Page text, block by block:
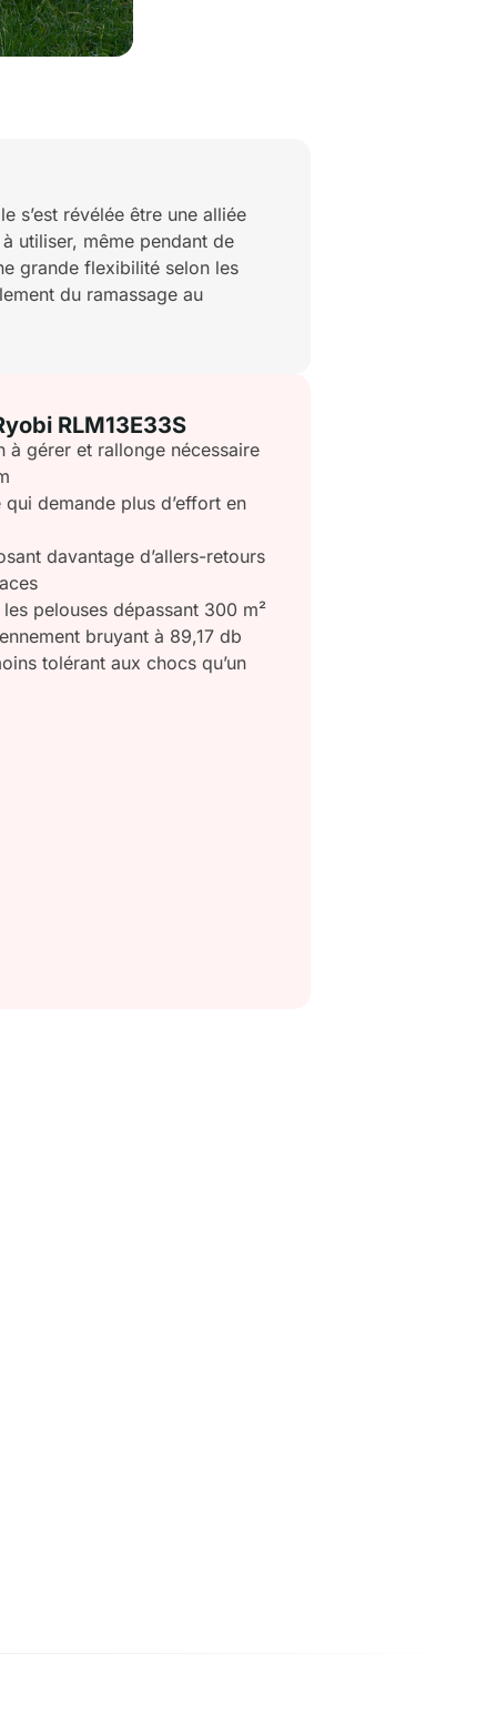
s’est révélée être une alliée
utiliser, même pendant de
grande flexibilité selon les
du ramassage au
RLM13E33S
à gérer et rallonge nécessaire
demande plus d’effort en
davantage d’allers-retours
pelouses dépassant 300 m²
bruyant à 89,17 db
tolérant aux chocs qu’un